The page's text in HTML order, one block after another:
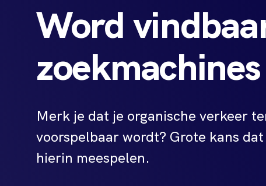
Word
zoekmachines
Merk je dat je organische verkeer
voorspelbaar wordt? Grote kans
hierin meespelen.